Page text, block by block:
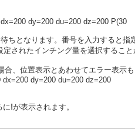
dy=200 du=200 dz=200 P(30
ちとなります。番号を入力すると
されたインチング量を選択するこ
合、位置表示とあわせてエラー表示
dx=200 dy=200 du=200 dz=200
に!が表示されます。